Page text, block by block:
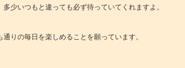
少いつもと違っても必ず待っていてくれますよ。
りの毎日を楽しめることを願っています。